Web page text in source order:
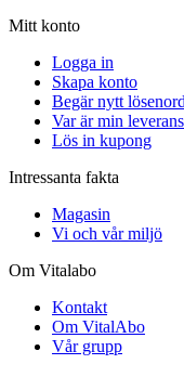
Mitt konto
Logga in
Skapa konto
Begär nytt
Var är min
Lös in kupong
Intressanta fakta
Magasin
Vi och vår miljö
Om Vitalabo
Kontakt
Om VitalAbo
Vår grupp